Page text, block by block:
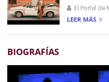
El Portal de
LEER MÁS
BIOGRAFÍAS